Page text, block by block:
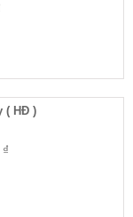
( HĐ )